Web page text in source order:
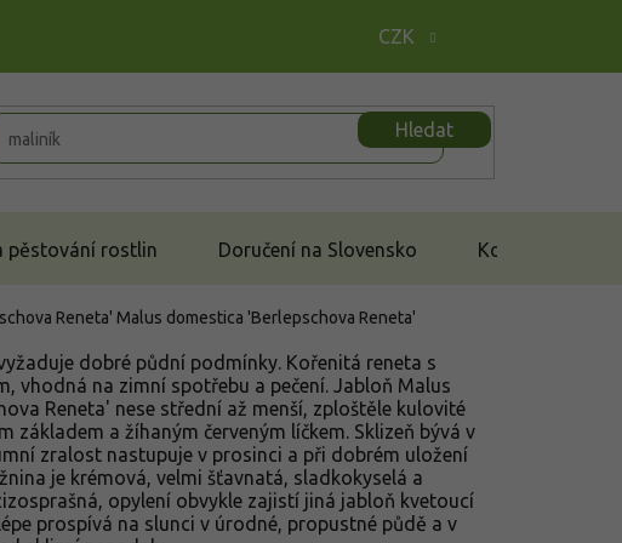
CZK
Hledat
pěstování rostlin Doručení na Slovensko Kontakt
Reneta' Malus domestica 'Berlepschova Reneta'
dobré půdní podmínky. Kořenitá reneta s
vhodná na zimní spotřebu a pečení. Jabloň Malus
Reneta' nese střední až menší, zploštěle kulovité
základem a žíhaným červeným líčkem. Sklizeň bývá v
zralost nastupuje v prosinci a při dobrém uložení
je krémová, velmi šťavnatá, sladkokyselá a
opylení obvykle zajistí jiná jabloň kvetoucí
prospívá na slunci v úrodné, propustné půdě a v